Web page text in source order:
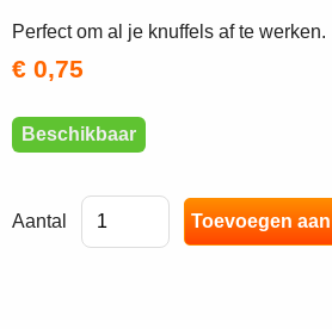
Perfect om al je knuffels af te werken.
€ 0,75
Beschikbaar
Aantal